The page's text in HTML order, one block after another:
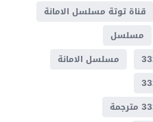
قناة توتة مسلسل الامانة
مسلسل
مسلسل الامانة